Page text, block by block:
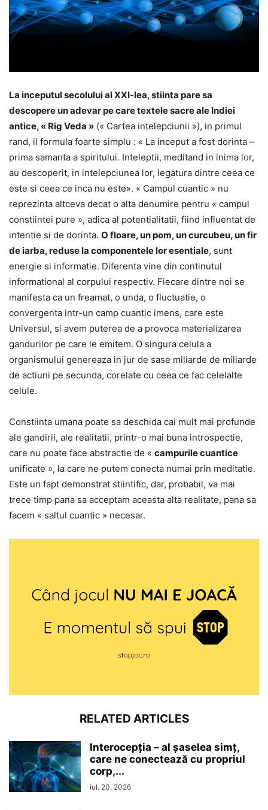
La inceputul secolului al XXI-lea, stiinta pare sa
descopere un adevar pe care textele sacre ale Indiei
antice, « Rig Veda » (« Cartea intelepciunii »), in primul
rand, il formula foarte simplu : « La inceput a fost dorinta –
prima samanta a spiritului. Inteleptii, meditand in inima lor,
au descoperit, in intelepciunea lor, legatura dintre ceea ce
este si ceea ce inca nu este». « Campul cuantic » nu
reprezinta altceva decat o alta denumire pentru « campul
constiintei pure », adica al potentialitatii, fiind influentat de
intentie si de dorinta. O floare, un pom, un curcubeu, un fir
de iarba, reduse la componentele lor esentiale, sunt
energie si informatie. Diferenta vine din continutul
informational al corpului respectiv. Fiecare dintre noi se
manifesta ca un freamat, o unda, o fluctuatie, o
convergenta intr-un camp cuantic imens, care este
Universul, si avem puterea de a provoca materializarea
gandurilor pe care le emitem. O singura celula a
organismului genereaza in jur de sase miliarde de miliarde
de actiuni pe secunda, corelate cu ceea ce fac celelalte
celule.
Constiinta umana poate sa deschida cai mult mai profunde
ale gandirii, ale realitatii, printr-o mai buna introspectie,
care nu poate face abstractie de « campurile cuantice
unificate », la care ne putem conecta numai prin meditatie.
Este un fapt demonstrat stiintific, dar, probabil, va mai
trece timp pana sa acceptam aceasta alta realitate, pana sa
facem « saltul cuantic » necesar.
RELATED ARTICLES
Interocepţia – al șaselea simț,
care ne conectează cu propriul
corp,...
iul. 20, 2026